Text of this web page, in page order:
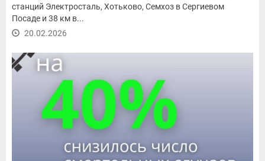
станций Электросталь, Хотьково, Семхоз в Сергиевом
Посаде и 38 км в...
20.02.2026